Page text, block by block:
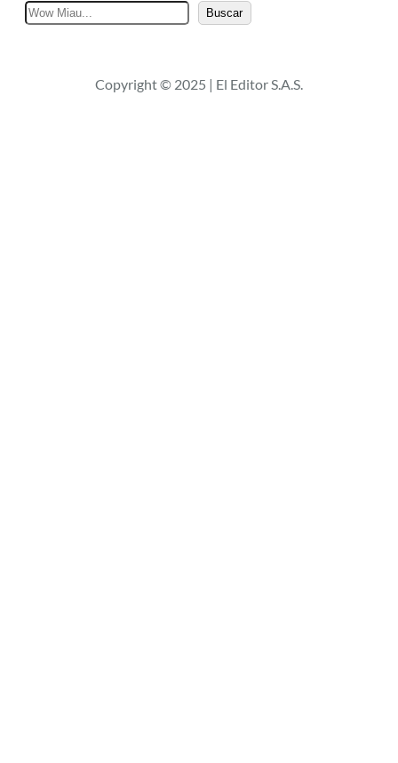
B
u
a
Buscar
Copyright © 2025 | El Editor S.A.S.